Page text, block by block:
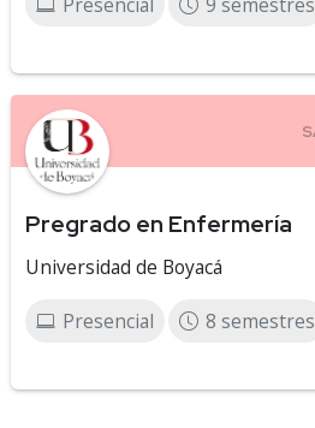
Pregrado en Enfermería
Universidad de Boyacá
Presencial 8 semestres